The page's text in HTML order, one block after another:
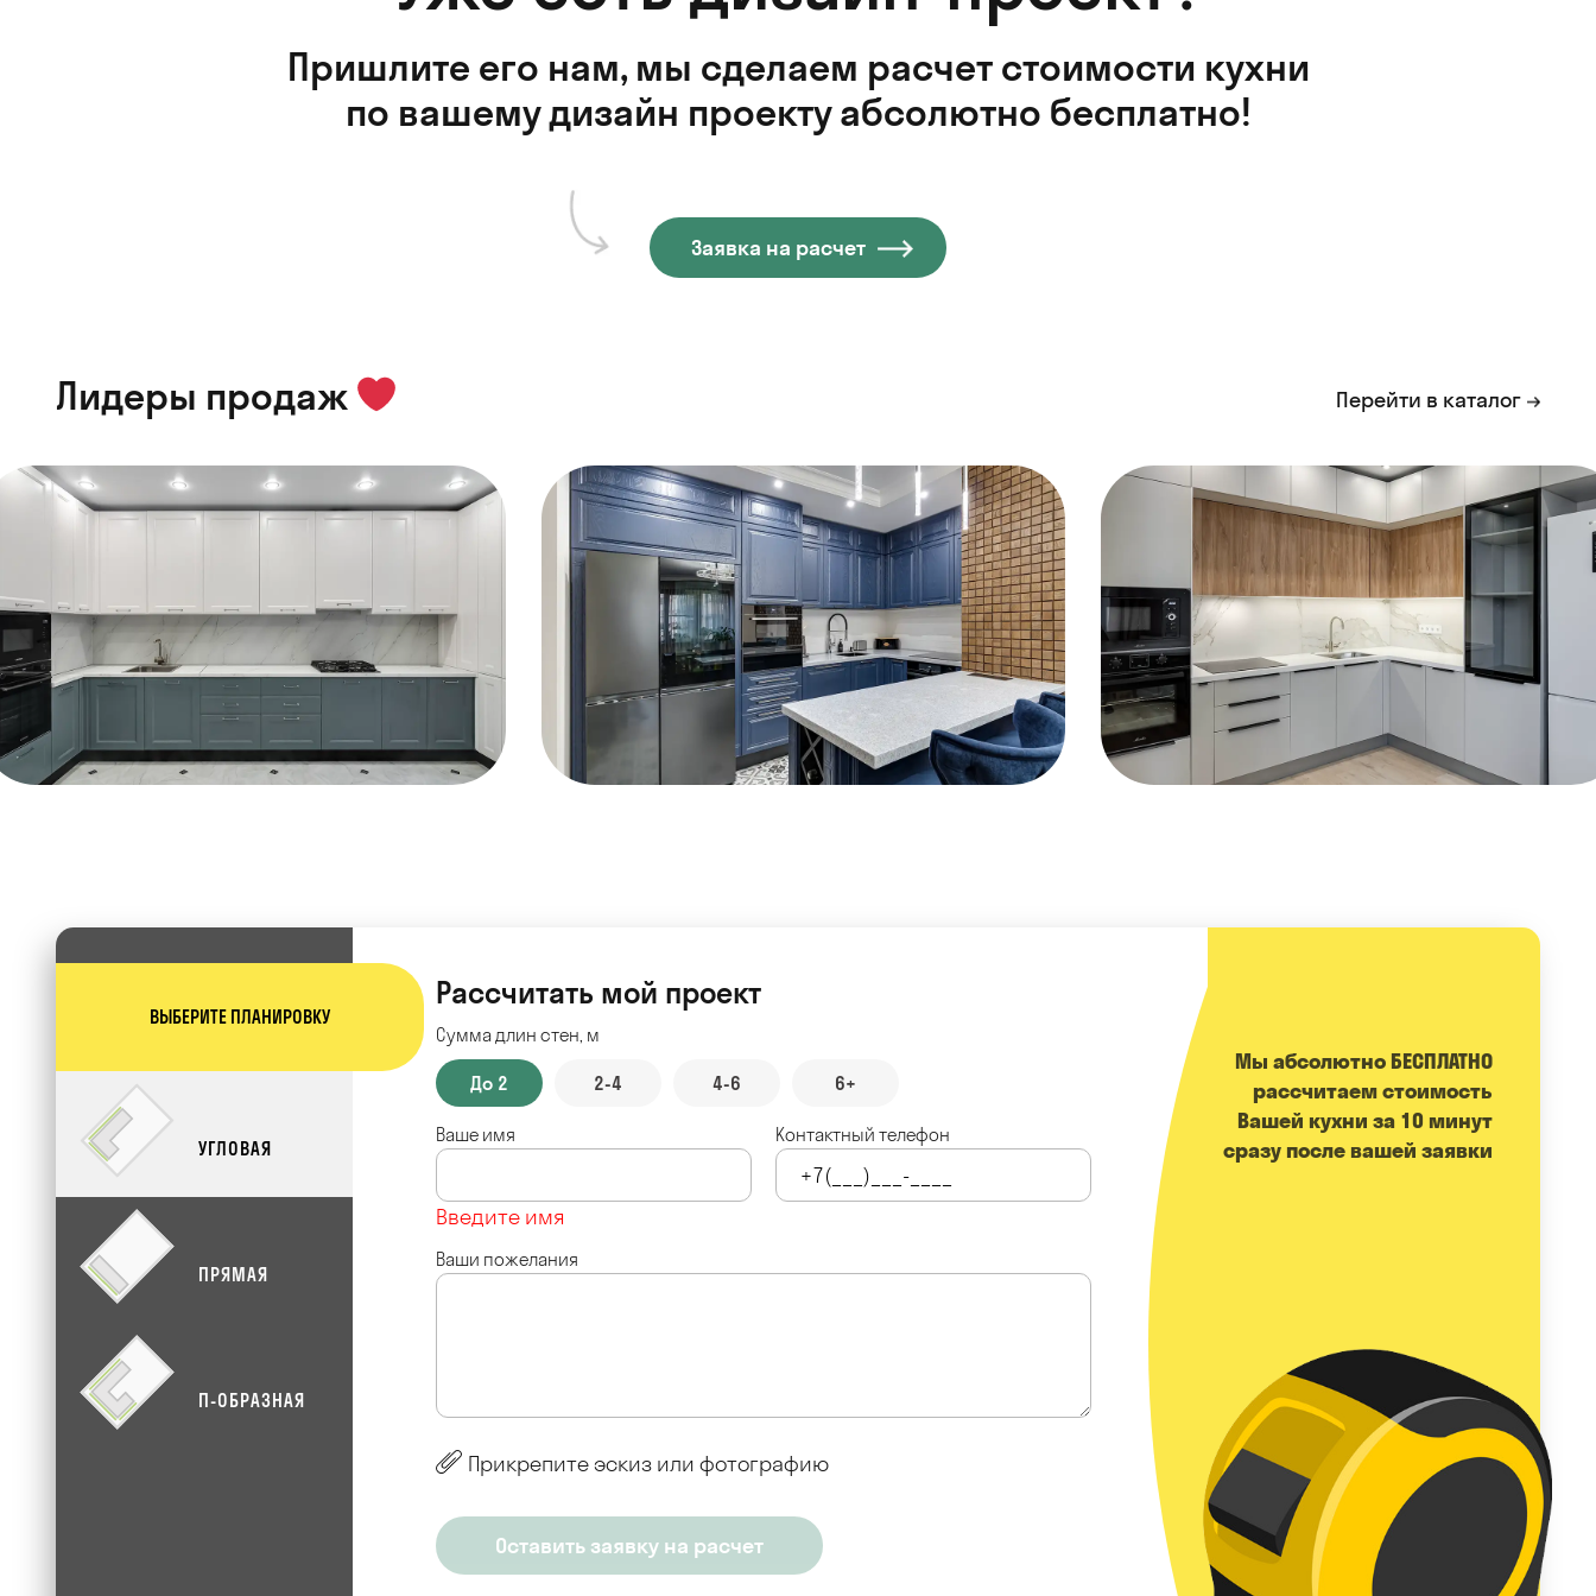
Пришлите его нам, мы сделаем расчет стоимости кухни
по вашему дизайн проекту абсолютно бесплатно!
Заявка на расчет
Лидеры продаж Перейти в каталог
ВЫБЕРИТЕ ПЛАНИРОВКУ
УГЛОВАЯ
ПРЯМАЯ
П-ОБРАЗНАЯ
Рассчитать мой проект
Сумма длин стен, м
До 2 2-4 4-6 6+
Ваше имя
Введите имя
Контактный телефон
Ваши пожелания
Прикрепите эскиз или фотографию
Мы абсолютно БЕСПЛАТНО
расcчитаем стоимость
Вашей кухни за 10 минут
сразу после вашей заявки